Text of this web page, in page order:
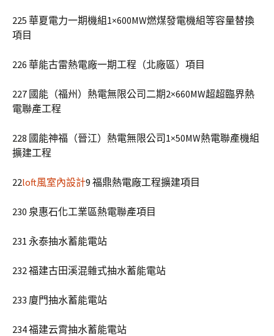
225 華夏電力一期機組1×600MW燃煤發電機組等容量替換
項目
226 華能古雷熱電廠一期工程（北廠區）項目
227 國能（福州）熱電無限公司二期2×660MW超超臨界熱
電聯產工程
228 國能神福（晉江）熱電無限公司1×50MW熱電聯產機組
擴建工程
22loft風室內設計9 福鼎熱電廠工程擴建項目
230 泉惠石化工業區熱電聯產項目
231 永泰抽水蓄能電站
232 福建古田溪混雜式抽水蓄能電站
233 廈門抽水蓄能電站
234 福建云霄抽水蓄能電站